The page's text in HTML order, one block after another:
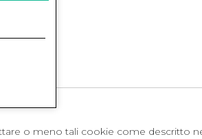
o meno tali cookie come descritto